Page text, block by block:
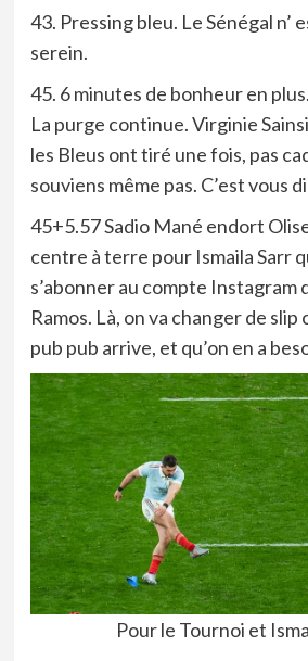
43. Pressing bleu. Le Sénégal n’
serein.
45. 6 minutes de bonheur en
La purge continue. Virginie
les Bleus ont tiré une fois, pas
souviens même pas. C’est vous
45+5.57 Sadio Mané endort
centre à terre pour Ismaila Sarr
s’abonner au compte Instagram
Ramos. Là, on va changer de slip
pub pub arrive, et qu’on en a
Pour le Tournoi et